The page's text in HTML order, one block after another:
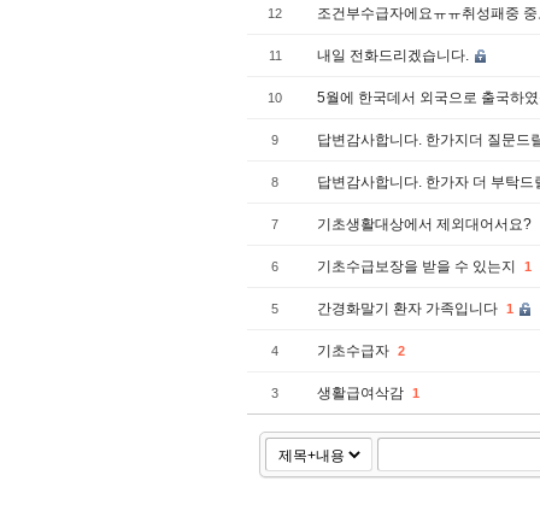
12 조건부수급자에요ㅠㅠ취성패중
11 내일 전화드리겠습니다.
10 5월에 한국데서 외국으로 출국하
9 답변감사합니다. 한가지더 질문드
8 답변감사합니다. 한가자 더 부탁
7 기초생활대상에서 제외대어서요?
6 기초수급보장을 받을 수 있는지 1
5 간경화말기 환자 가족입니다 1
4 기초수급자 2
3 생활급여삭감 1